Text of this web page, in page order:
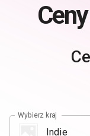
Ceny
Wybierz kraj